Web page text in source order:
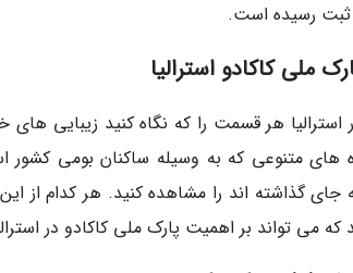
ثبت رسیده است.
ملی کاکادو استرالیا
استرالیا هر قسمت را که نگاه کنید زیبایی
های متنوعی که به وسیله ساکنان بومی کشور
که می تواند بر اهمیت پارک ملی کاکادو در